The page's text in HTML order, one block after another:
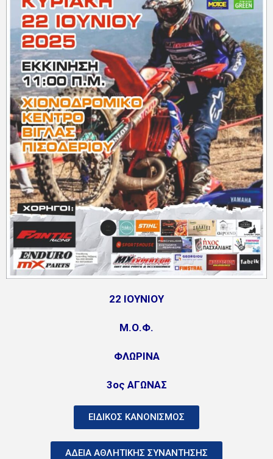
22 ΙΟΥΝΙΟΥ
Μ.Ο.Φ.
ΦΛΩΡΙΝΑ
3ος ΑΓΩΝΑΣ
ΕΙΔΙΚΟΣ ΚΑΝΟΝΙΣΜΟΣ
ΑΔΕΙΑ ΑΘΛΗΤΙΚΗΣ ΣΥΝΑΝΤΗΣΗΣ